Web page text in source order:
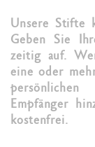
Unsere Stifte
Geben Sie
zeitig auf.
eine oder
Empfänger
kostenfrei.